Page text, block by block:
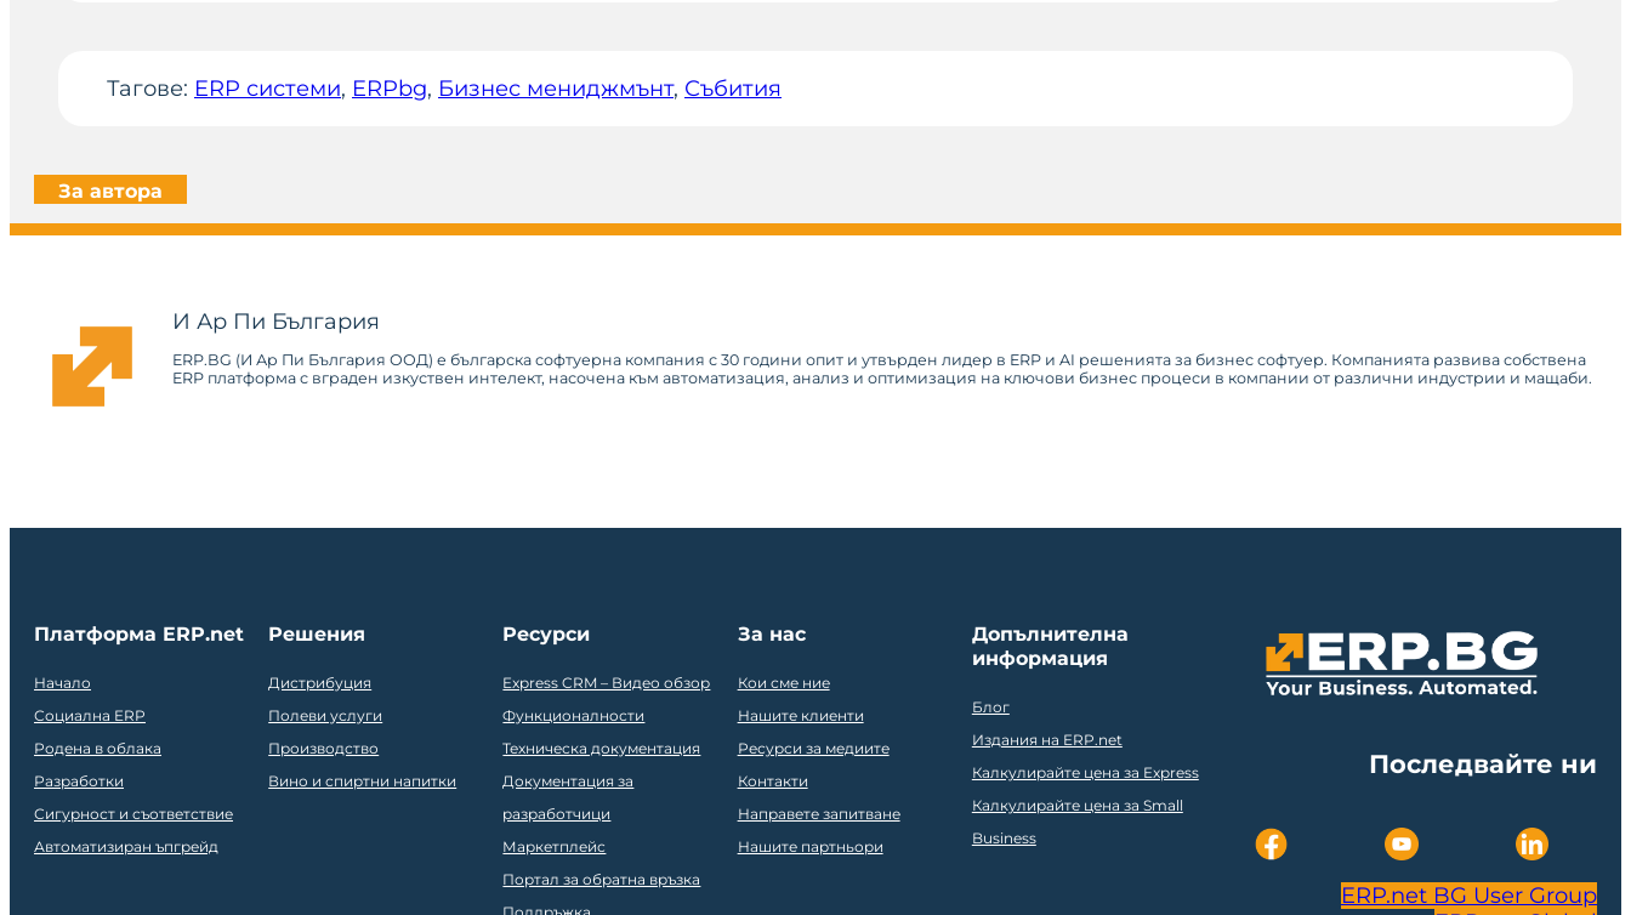
Тагове: ERP системи, ERPbg, Бизнес мениджмънт, Събития
За автора
И Ар Пи България
ERP.BG (И Ар Пи България ООД) е българска софтуерна компания с 30 години опит и утвърден лидер в ERP и AI решенията за бизнес софтуер. Компанията развива собствена
ERP платформа с вграден изкуствен интелект, насочена към автоматизация, анализ и оптимизация на ключови бизнес процеси в компании от различни индустрии и мащаби.
Платформа ERP.net
Начало
Социална ERP
Родена в облака
Разработки
Сигурност и съответствие
Автоматизиран ъпгрейд
Решения
Дистрибуция
Полеви услуги
Производство
Вино и спиртни напитки
Ресурси
Express CRM – Видео обзор
Функционалности
Техническа документация
Документация за
разработчици
Маркетплейс
Портал за обратна връзка
За нас
Кои сме ние
Нашите клиенти
Ресурси за медиите
Контакти
Направете запитване
Нашите партньори
Допълнителна
информация
Блог
Издания на ERP.net
Калкулирайте цена за Express
Калкулирайте цена за Small
Business
Последвайте ни
ERP.net BG User Group